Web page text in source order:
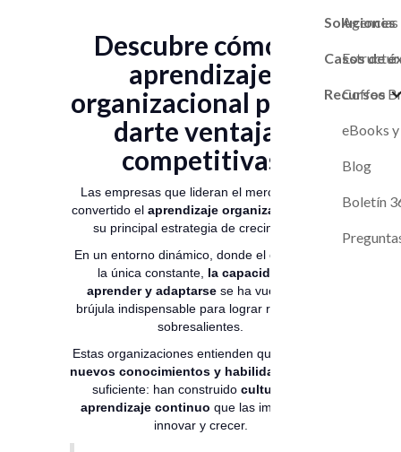
Soluciones
Marca
Casos de
Coffee
Recursos
eBooks
Blog
Boletín
Magneto
Contacto
Próximos
Descubre cómo el
aprendizaje
organizacional puede
darte ventajas
competitivas
Las empresas que lideran el mercado han
convertido el aprendizaje organizacional
su principal estrategia de crecimiento.
En un entorno dinámico, donde el cambio es
la única constante, la capacidad de
aprender y adaptarse se ha vuelto una
brújula indispensable para lograr resultados
sobresalientes.
Estas organizaciones entienden que
nuevos conocimientos y habilidades
suficiente: han construido culturas de
aprendizaje continuo que las impulsan a
innovar y crecer.